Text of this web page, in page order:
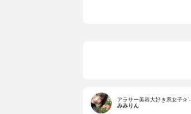
アラサー美容大好き系女子✰ˊ˗
みみりん